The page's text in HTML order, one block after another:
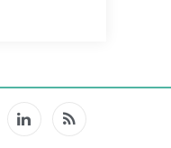
LinkedInRSS